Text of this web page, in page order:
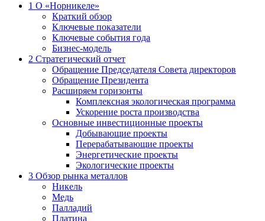
1 О «Норникеле»
Краткий обзор
Ключевые показатели
Ключевые события года
Бизнес-модель
2 Стратегический отчет
Обращение Председателя Совета директоров
Обращение Президента
Расширяем горизонты
Комплексная экологическая программа
Ускорение роста производства
Основные инвестиционные проекты
Добывающие проекты
Перерабатывающие проекты
Энергетические проекты
Экологические проекты
3 Обзор рынка металлов
Никель
Медь
Палладий
Платина